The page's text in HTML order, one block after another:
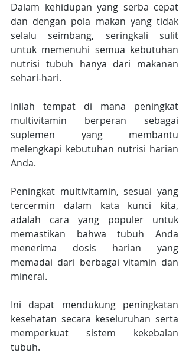
Dalam kehidupan yang serba cepat
dan dengan pola makan yang tidak
selalu seimbang, seringkali sulit
untuk memenuhi semua kebutuhan
nutrisi tubuh hanya dari makanan
sehari-hari.
Inilah tempat di mana peningkat
multivitamin berperan sebagai
suplemen yang membantu
melengkapi kebutuhan nutrisi harian
Anda.
Peningkat multivitamin, sesuai yang
tercermin dalam kata kunci kita,
adalah cara yang populer untuk
memastikan bahwa tubuh Anda
menerima dosis harian yang
memadai dari berbagai vitamin dan
mineral.
Ini dapat mendukung peningkatan
kesehatan secara keseluruhan serta
memperkuat sistem kekebalan
tubuh.